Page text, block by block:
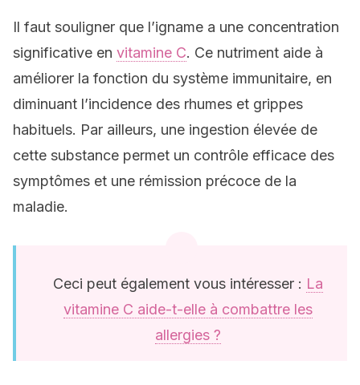
Il faut souligner que l’igname a une concentration
significative en vitamine C. Ce nutriment aide à
améliorer la fonction du système immunitaire, en
diminuant l’incidence des rhumes et grippes
habituels. Par ailleurs, une ingestion élevée de
cette substance permet un contrôle efficace des
symptômes et une rémission précoce de la
maladie.
Ceci peut également vous intéresser : La
vitamine C aide-t-elle à combattre les
allergies ?